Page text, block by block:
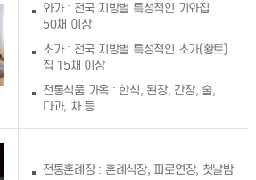
와가 : 전국 지방별 특성적인 기와집
50채 이상
초가 : 전국 지방별 특성적인 초가(황토)
집 15채 이상
전통식품 가옥 : 한식, 된장, 간장, 술,
다과, 차 등
전통혼례장 : 혼례식장, 피로연장, 첫날밤